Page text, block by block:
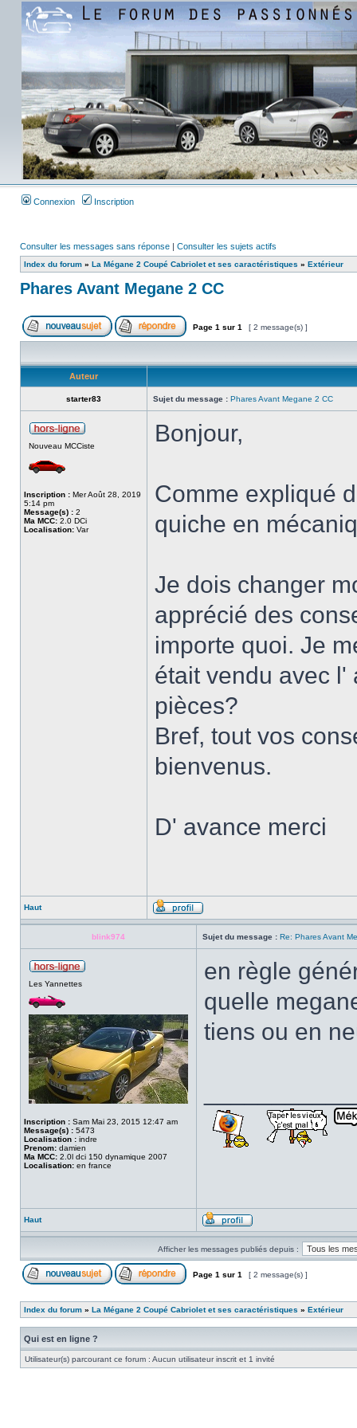
Connexion Inscription
Consulter les messages sans réponse | Consulter les sujets actifs
Index du forum » La Mégane 2 Coupé Cabriolet et ses caractéristiques » Extérieur
Phares Avant Megane 2 CC
Page 1 sur 1 [ 2 message(s) ]
Auteur
starter83 Sujet du message : Phares Avant Megane 2 CC
Nouveau MCCiste
Inscription : Mer Août 28, 2019
5:14 pm
Message(s) : 2
Ma MCC: 2.0 DCi
Localisation: Var
Bonjour,
Comme expliqué
quiche en
Je dois changer
apprécié des
importe quoi. Je
était vendu avec l'
pièces?
Bref, tout vos
bienvenus.
D' avance merci
Haut
blink974 Sujet du message : Re: Phares Avant
Les Yannettes
Inscription : Sam Mai 23, 2015 12:47 am
Message(s) : 5473
Localisation : indre
Prenom: damien
Ma MCC: 2.0l dci 150 dynamique 2007
Localisation: en france
en règle
quelle
tiens ou en
Haut
Afficher les messages publiés depuis :
Page 1 sur 1 [ 2 message(s) ]
Index du forum » La Mégane 2 Coupé Cabriolet et ses caractéristiques » Extérieur
Qui est en ligne ?
Utilisateur(s) parcourant ce forum : Aucun utilisateur inscrit et 1 invité